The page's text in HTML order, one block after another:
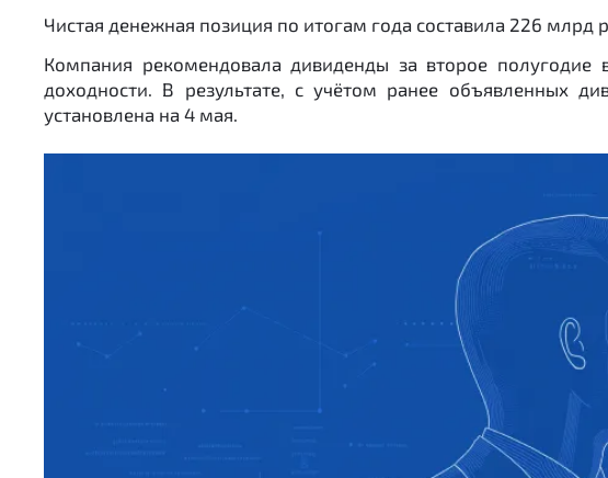
Чистая денежная позиция по итогам года составила 226
Компания рекомендовала дивиденды за второе
доходности. В результате, с учётом ранее объявленных
установлена на 4 мая.